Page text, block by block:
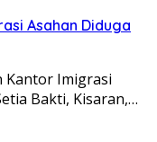
Asahan Diduga
Kantor Imigrasi
Bakti, Kisaran,…